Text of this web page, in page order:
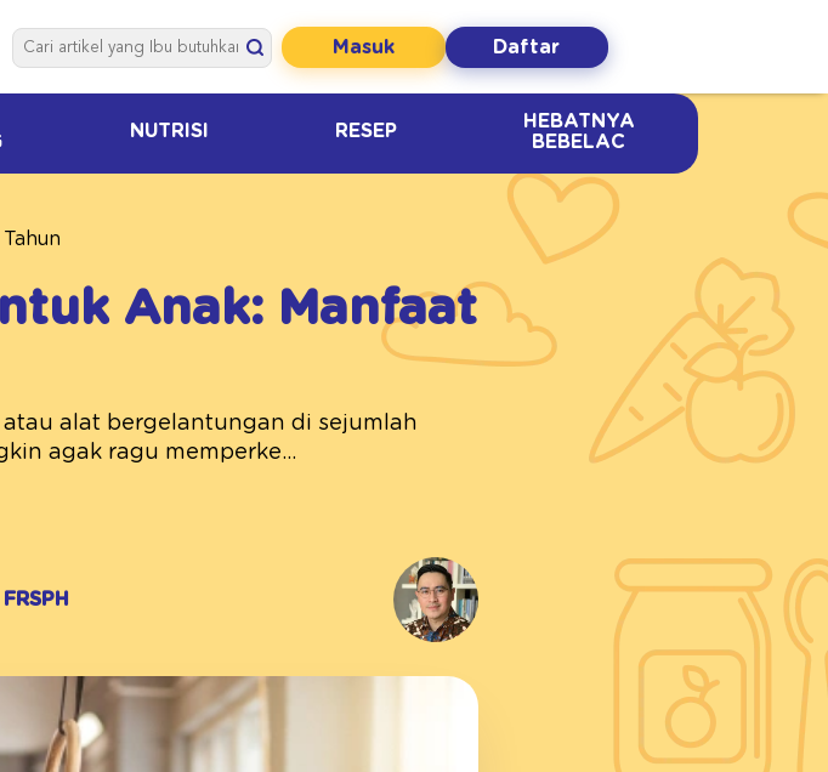
Masuk Daftar
NUTRISI RESEP
HEBATNYA
BEBELAC
Tahun
Anak: Manfaat
alat bergelantungan di sejumlah
agak ragu memperke...